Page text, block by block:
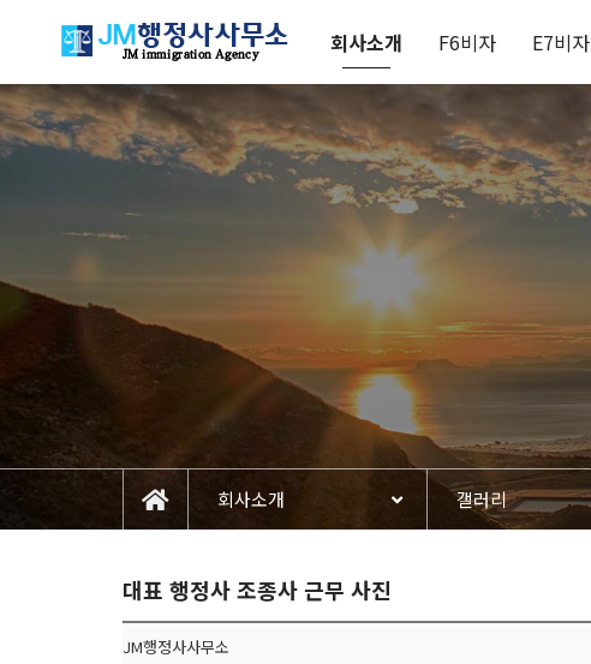
회사소개 F6비자 E7비자
회사소개 갤러리
대표 행정사 조종사 근무 사진
JM행정사사무소